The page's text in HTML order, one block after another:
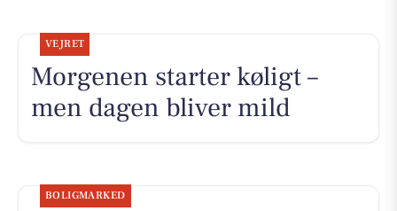
VEJRET
Morgenen starter køligt –
men dagen bliver mild
BOLIGMARKED